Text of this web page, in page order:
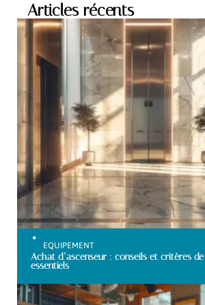
Articles récents
EQUIPEMENT
Achat d’ascenseur : conseils et critères
essentiels